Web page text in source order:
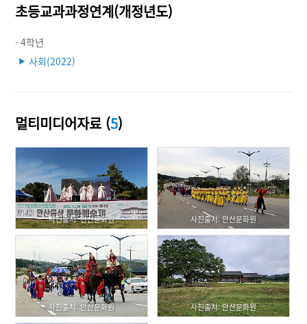
초등교과과정연계(개정년도)
· 4학년
▶ 사회(2022)
멀티미디어자료 (5)
사진출처: 안산문화원 사진출처: 안산문화원
사진출처: 안산문화원 사진출처: 안산문화원